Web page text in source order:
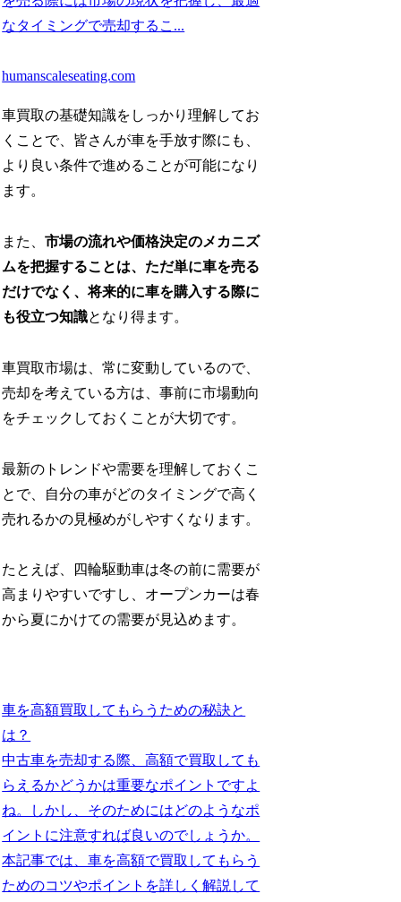
なタイミングで売却するこ...
humanscaleseating.com
車買取の基礎知識をしっかり理解してお
くことで、皆さんが車を手放す際にも、
より良い条件で進めることが可能になり
ます。
また、市場の流れや価格決定のメカニズ
ムを把握することは、ただ単に車を売る
だけでなく、将来的に車を購入する際に
も役立つ知識となり得ます。
車買取市場は、常に変動しているので、
売却を考えている方は、事前に市場動向
をチェックしておくことが大切です。
最新のトレンドや需要を理解しておくこ
とで、自分の車がどのタイミングで高く
売れるかの見極めがしやすくなります。
たとえば、四輪駆動車は冬の前に需要が
高まりやすいですし、オープンカーは春
から夏にかけての需要が見込めます。
車を高額買取してもらうための秘訣と
は？
中古車を売却する際、高額で買取しても
らえるかどうかは重要なポイントですよ
ね。しかし、そのためにはどのようなポ
イントに注意すれば良いのでしょうか。
本記事では、車を高額で買取してもらう
ためのコツやポイントを詳しく解説して